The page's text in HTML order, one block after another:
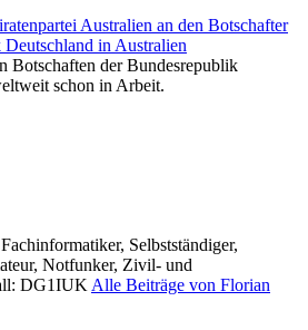
Australien an den Botschafter
in Australien
Botschaften der Bundesrepublik
schon in Arbeit.
Selbstständiger,
Notfunker, Zivil- und
DG1IUK Alle Beiträge von Florian